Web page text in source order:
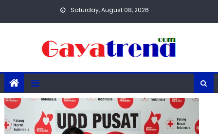
Saturday, August 08, 2026